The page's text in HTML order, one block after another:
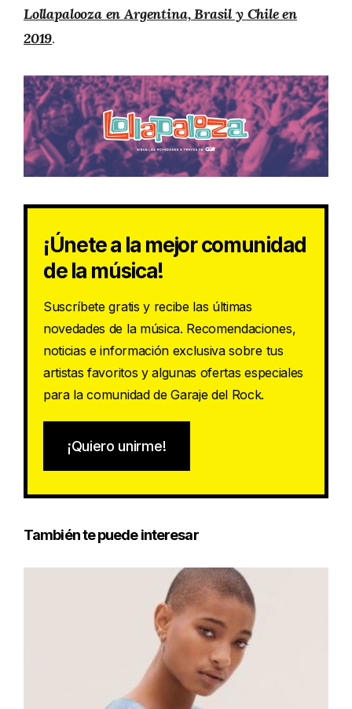
Lollapalooza en Argentina, Brasil y Chile en
2019.
¡Únete a la mejor comunidad
de la música!
Suscríbete gratis y recibe las últimas
novedades de la música. Recomendaciones,
noticias e información exclusiva sobre tus
artistas favoritos y algunas ofertas especiales
para la comunidad de Garaje del Rock.
¡Quiero unirme!
También te puede interesar